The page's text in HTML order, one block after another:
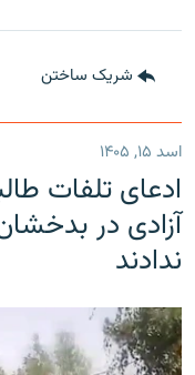
شریک ساختن
اسد ۱۵, ۱۴۰۵
ادعای تلفات
آزادی در
ندادند